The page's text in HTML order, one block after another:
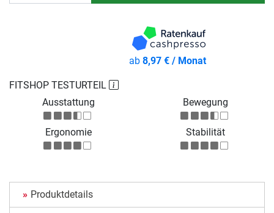
FITSHOP TESTURTEIL
Ausstattung
Bewegung
Ergonomie Stabilität
ab8,97 € / Monat
Produktdetails